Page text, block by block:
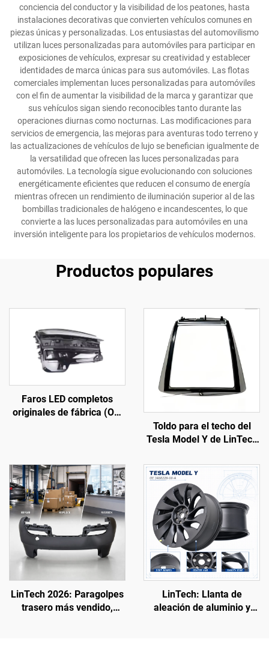
conciencia del conductor y la visibilidad de los peatones, hasta
instalaciones decorativas que convierten vehículos comunes en
piezas únicas y personalizadas. Los entusiastas del automovilismo
utilizan luces personalizadas para automóviles para participar en
exposiciones de vehículos, expresar su creatividad y establecer
identidades de marca únicas para sus automóviles. Las flotas
comerciales implementan luces personalizadas para automóviles
con el fin de aumentar la visibilidad de la marca y garantizar que
sus vehículos sigan siendo reconocibles tanto durante las
operaciones diurnas como nocturnas. Las modificaciones para
servicios de emergencia, las mejoras para aventuras todo terreno y
las actualizaciones de vehículos de lujo se benefician igualmente de
la versatilidad que ofrecen las luces personalizadas para
automóviles. La tecnología sigue evolucionando con soluciones
energéticamente eficientes que reducen el consumo de energía
mientras ofrecen un rendimiento de iluminación superior al de las
bombillas tradicionales de halógeno e incandescentes, lo que
convierte a las luces personalizadas para automóviles en una
inversión inteligente para los propietarios de vehículos modernos.
Productos populares
Faros LED completos
originales de fábrica (OE:
estabilizada frente a los
rayos UV, alcance del haz
largo de 850 m y vida útil
de 50 000 h, para
reemplazo de faros en
Model 3/Y y exportación
transfronteriza
Toldo para el techo del
Tesla Model Y de LinTech
control por voz con un solo
clic, protección UV
antideslumbramiento
LinTech 2026: Paragolpes
trasero más vendido,
LinTech: Llanta de
aleación de aluminio y